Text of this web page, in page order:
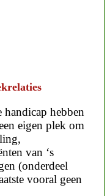
handicap hebben
eigen plek om
van ‘s
(onderdeel
vooral geen